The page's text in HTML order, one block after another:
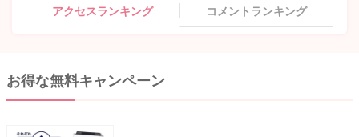
アクセスランキング コメントランキング
お得な無料キャンペーン